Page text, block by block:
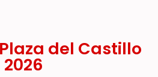
del Castillo
2026